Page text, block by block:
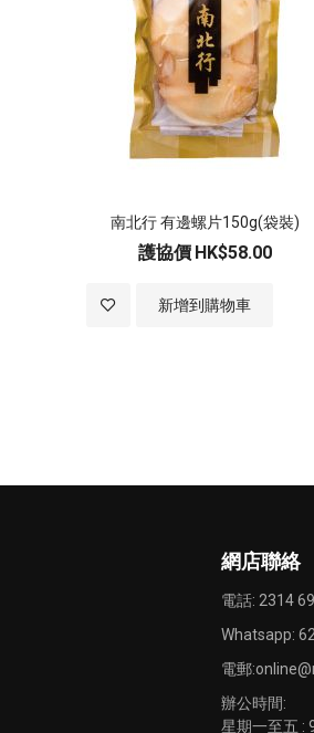
南北行 有邊螺片150g(袋裝)
護協價 HK$58.00
新增到購物車
加
望
網店聯絡
電話: 2314
Whatsapp:
電郵:
辦公時間:
星期一至五 :